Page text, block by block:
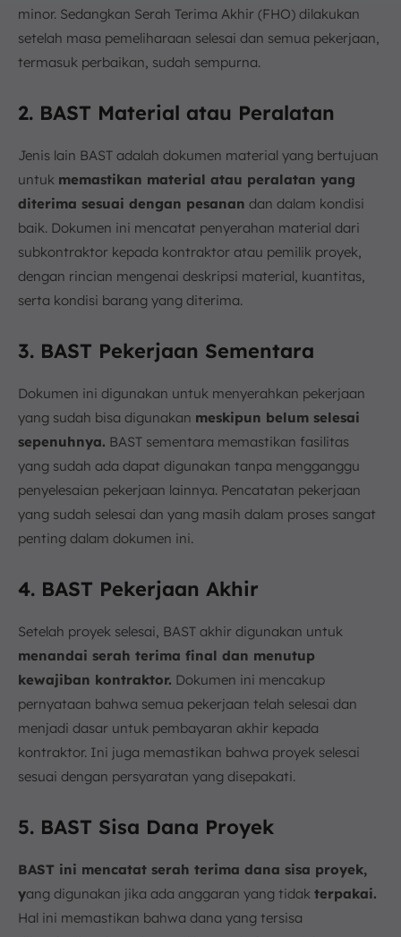
minor. Sedangkan Serah Terima Akhir (FHO) dilakukan
setelah masa pemeliharaan selesai dan semua pekerjaan,
termasuk perbaikan, sudah sempurna.
2. BAST Material atau Peralatan
Jenis lain BAST adalah dokumen material yang bertujuan
untuk memastikan material atau peralatan yang
diterima sesuai dengan pesanan dan dalam kondisi
baik. Dokumen ini mencatat penyerahan material dari
subkontraktor kepada kontraktor atau pemilik proyek,
dengan rincian mengenai deskripsi material, kuantitas,
serta kondisi barang yang diterima.
3. BAST Pekerjaan Sementara
Dokumen ini digunakan untuk menyerahkan pekerjaan
yang sudah bisa digunakan meskipun belum selesai
sepenuhnya. BAST sementara memastikan fasilitas
yang sudah ada dapat digunakan tanpa mengganggu
penyelesaian pekerjaan lainnya. Pencatatan pekerjaan
yang sudah selesai dan yang masih dalam proses sangat
penting dalam dokumen ini.
4. BAST Pekerjaan Akhir
Setelah proyek selesai, BAST akhir digunakan untuk
menandai serah terima final dan menutup
kewajiban kontraktor. Dokumen ini mencakup
pernyataan bahwa semua pekerjaan telah selesai dan
menjadi dasar untuk pembayaran akhir kepada
kontraktor. Ini juga memastikan bahwa proyek selesai
sesuai dengan persyaratan yang disepakati.
5. BAST Sisa Dana Proyek
BAST ini mencatat serah terima dana sisa proyek,
yang digunakan jika ada anggaran yang tidak terpakai.
Hal ini memastikan bahwa dana yang tersisa